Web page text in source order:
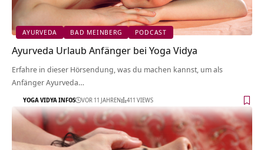
AYURVEDA BAD MEINBERG PODCAST
Ayurveda Urlaub Anfänger bei Yoga Vidya
Erfahre in dieser Hörsendung, was du machen kannst, um als
Anfänger Ayurveda…
YOGA VIDYA INFOS VOR 11 JAHREN 411 VIEWS